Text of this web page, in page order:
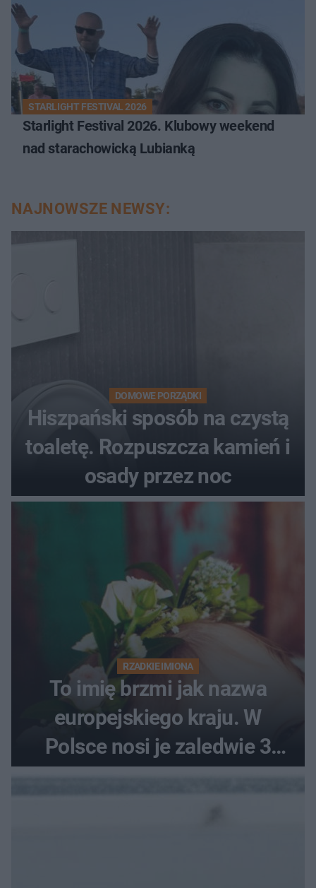
STARLIGHT FESTIVAL 2026
Starlight Festival 2026. Klubowy weekend
nad starachowicką Lubianką
NAJNOWSZE NEWSY:
DOMOWE PORZĄDKI
Hiszpański sposób na czystą
toaletę. Rozpuszcza kamień i
osady przez noc
RZADKIE IMIONA
To imię brzmi jak nazwa
europejskiego kraju. W
Polsce nosi je zaledwie 3
kobiety